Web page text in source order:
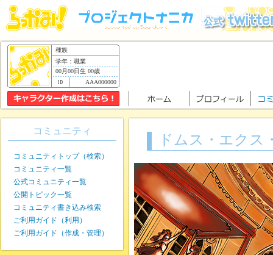
種族
学年：職業
00月00日生 00歳
AAA000000
ドムス・エクス
コミュニティ
コミュニティトップ（検索）
コミュニティ一覧
公式コミュニティ一覧
公開トピック一覧
コミュニティ書き込み検索
ご利用ガイド（利用）
ご利用ガイド（作成・管理）